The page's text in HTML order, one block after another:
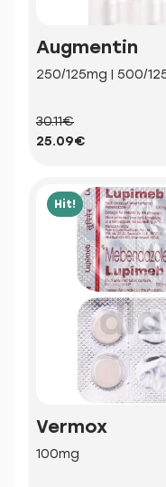
Augmentin
250/125mg | 500/
30.11€
25.09€
Hit!
Vermox
100mg